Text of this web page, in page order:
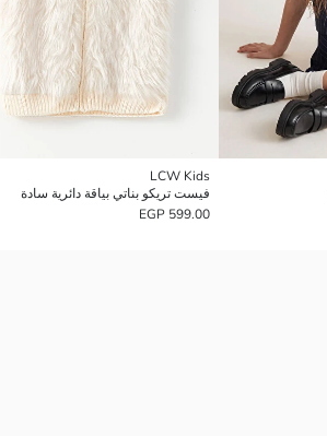
LCW Kids
فيست تريكو بناتي بياقة دائرية سادة
599.00 EGP